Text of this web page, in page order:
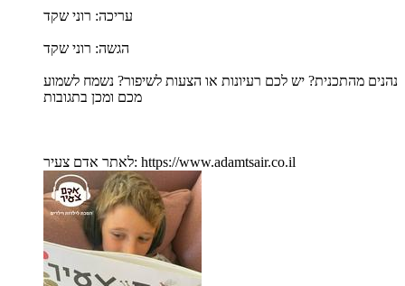
עריכה: רוני שקד
הגשה: רוני שקד
נהנים מהתכנית? יש לכם רעיונות או הצעות לשיפור? נשמח לשמוע
מכם ומכן בתגובות
לאתר אדם צעיר: https://www.adamtsair.co.il